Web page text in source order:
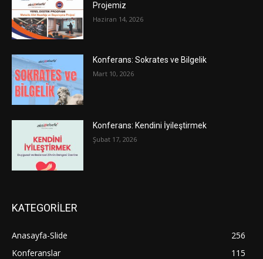
Projemiz
Haziran 14, 2026
Konferans: Sokrates ve Bilgelik
Mart 10, 2026
Konferans: Kendini İyileştirmek
Şubat 17, 2026
KATEGORİLER
Anasayfa-Slide
256
Konferanslar
115